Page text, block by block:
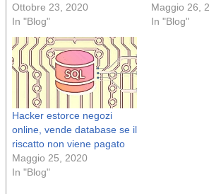
Ottobre 23, 2020
In "Blog"
Maggio 26,
In "Blog"
Hacker estorce negozi
online, vende database se il
riscatto non viene pagato
Maggio 25, 2020
In "Blog"